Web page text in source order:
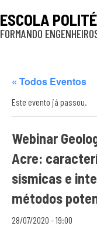
ESCOLA
FORMANDO
« Todos Eventos
Este evento já passou.
Webinar
Acre:
sísmicas e
métodos
28/07/2020 - 19:00